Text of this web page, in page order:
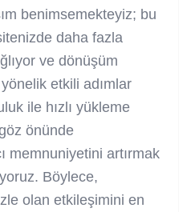
benimsemekteyiz; bu
daha fazla
ve dönüşüm
yönelik etkili adımlar
ile hızlı yükleme
önünde
memnuniyetini artırmak
Böylece,
olan etkileşimini en